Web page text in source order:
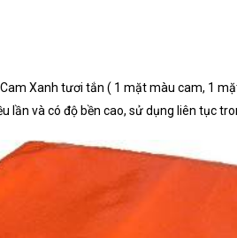
Xanh tươi tắn ( 1 mặt màu cam, 1
lần và có độ bền cao, sử dụng liên tục